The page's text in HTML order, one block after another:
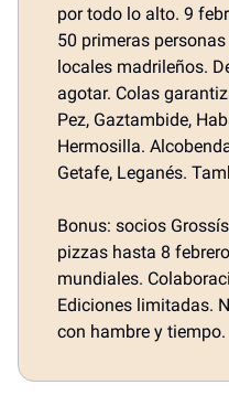
por todo lo alto. 9
50 primeras
locales madrileños.
agotar. Colas
Pez, Gaztambide,
Hermosilla.
Getafe, Leganés.
Bonus: socios
pizzas hasta 8
mundiales.
Ediciones limitadas.
con hambre y tiempo.